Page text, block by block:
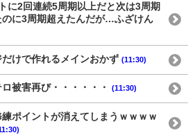
に2回連続5周期以上だと次は3周期
のに3周期超えたんだが…ふざけん
だけで作れるメインおかず (11:30)
被害再び・・・・・・ (11:30)
練ポイントが消えてしまうｗｗｗｗ